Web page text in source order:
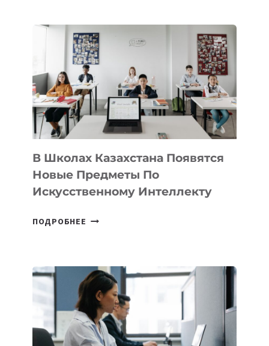
DEAL
VELOCITY
BY
MOST
—
МЕЖДУНАРОДНУЮ
ПРОГРАММУ
ДЛЯ
ТЕХНОЛОГИЧЕСКИХ
В Школах Казахстана Появятся
Новые Предметы По
Искусственному Интеллекту
ПОДРОБНЕЕ
НОВЫЕ
ПРЕДМЕТЫ
ПО
ИСКУССТВЕННОМУ
ИНТЕЛЛЕКТУ